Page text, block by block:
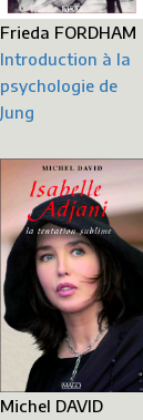
Frieda FORDHAM
Introduction à la
psychologie de
Jung
Michel DAVID